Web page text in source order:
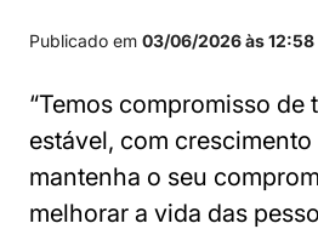
Publicado em 03/06/2026 às 12:58
“Temos compromisso de
estável, com
mantenha o seu
melhorar a vida das